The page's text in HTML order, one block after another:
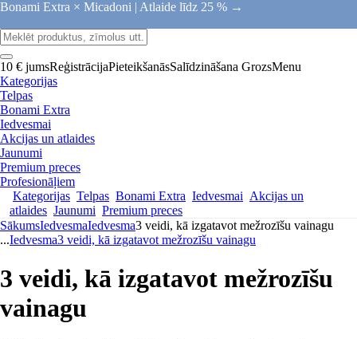
Bonami Extra × Micadoni | Atlaide līdz 25 % →
10 € jumsReģistrācijaPieteikšanāsSalīdzināšana GrozsMenu
Kategorijas
Telpas
Bonami Extra
Iedvesmai
Akcijas un atlaides
Jaunumi
Premium preces
Profesionāļiem
Kategorijas Telpas Bonami Extra Iedvesmai Akcijas un
atlaides Jaunumi Premium preces
SākumsIedvesmaIedvesma3 veidi, kā izgatavot mežrozīšu vainagu
...Iedvesma3 veidi, kā izgatavot mežrozīšu vainagu
3 veidi, kā izgatavot mežrozīšu
vainagu